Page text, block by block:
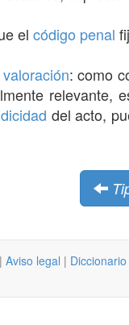
el código penal
valoración: como
relevante,
del acto,
Aviso legal |